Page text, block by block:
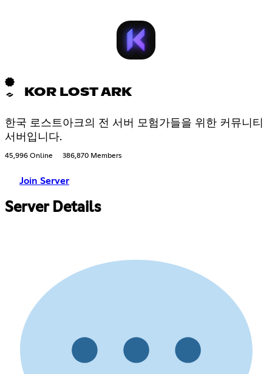
KOR LOST ARK
한국 로스트아크의 전 서버 모험가들을 위한 커뮤니티
서버입니다.
45,996 Online 386,870 Members
Join Server
Server Details